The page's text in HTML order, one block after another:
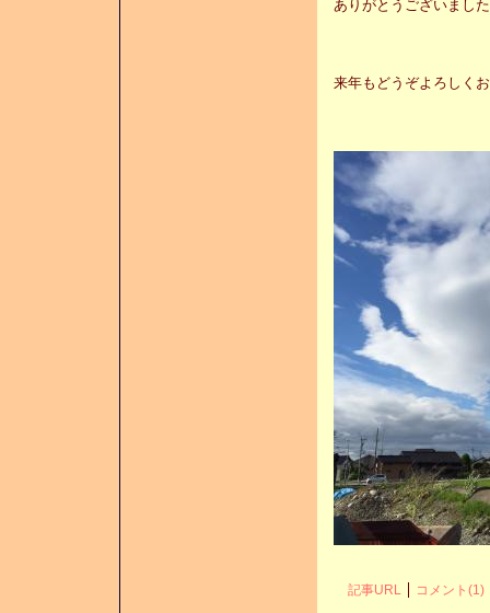
ありがとうございまし
来年もどうぞよろしく
記事URL コメント(1)